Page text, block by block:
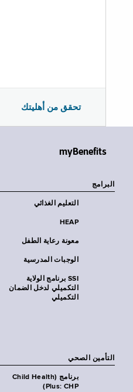
تحقق من أهليتك
myBenefits
البرامج
التعليم الغذائي
HEAP
معونة رعاية الطفل
الوجبات المدرسية
SSI برنامج الولاية
التكميلي لدخل الضمان
التكميلي
التأمين الصحي
برنامج (Child Health
Plus: CHP)